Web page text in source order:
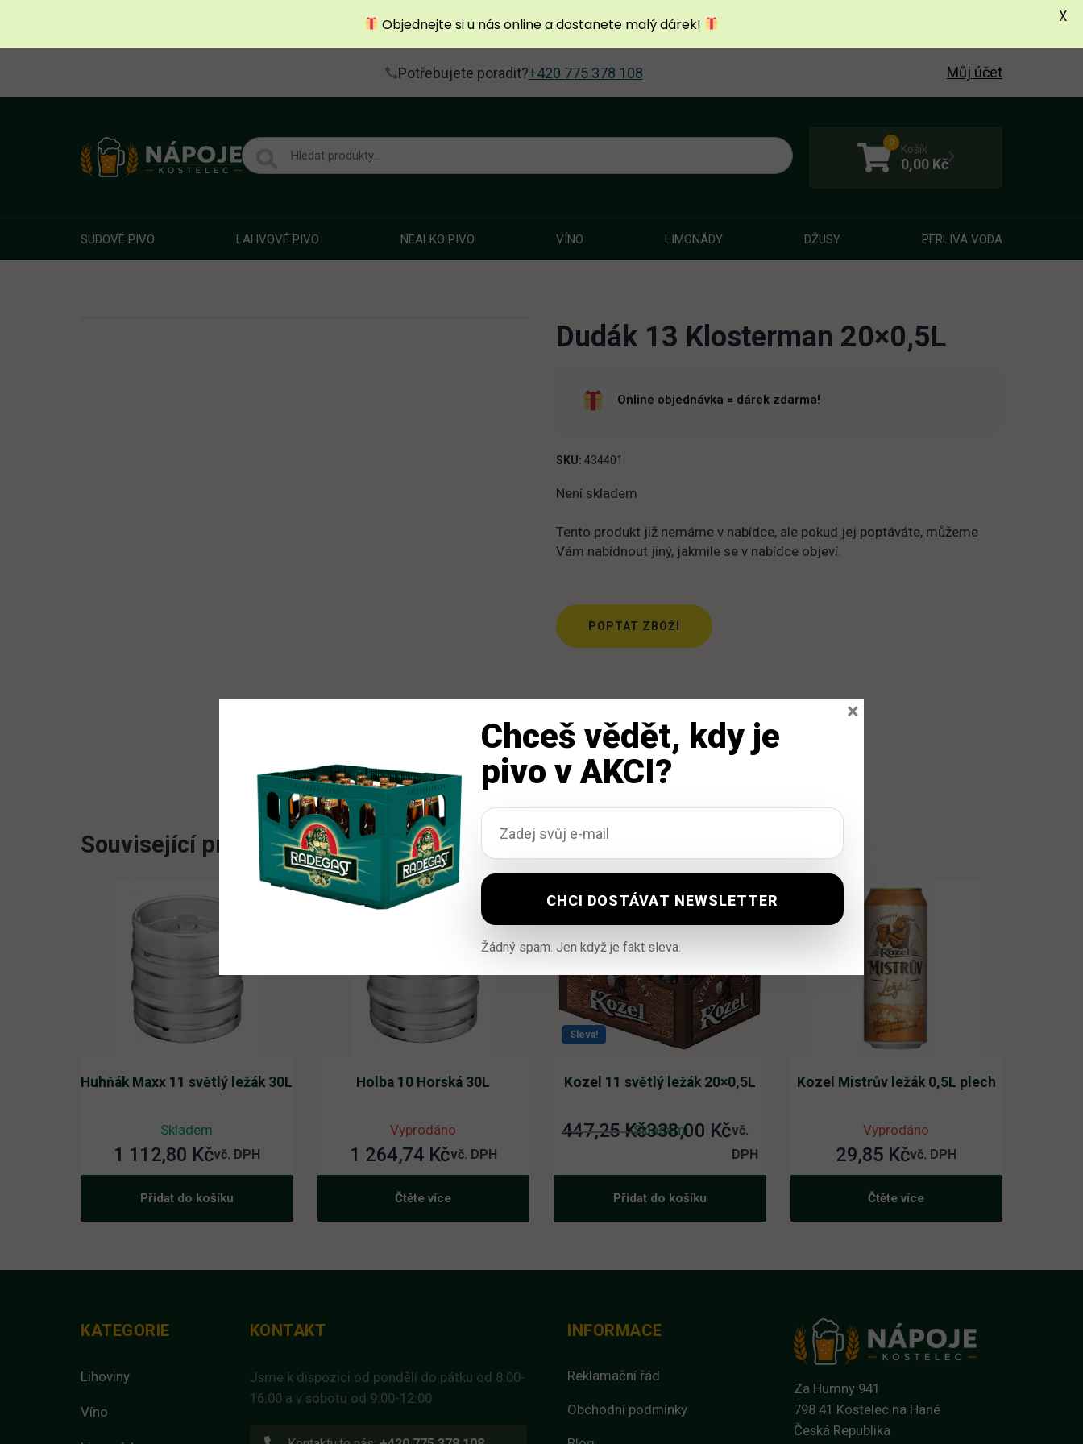
Potřebujete poradit?+420 775 378 108 Můj účet
0 Košík
0,00 Kč
SUDOVÉ PIVO LAHVOVÉ PIVO NEALKO PIVO VÍNO LIMONÁDY DŽUSY PERLIVÁ VODA
Dudák 13 Klosterman 20×0,5L
Online objednávka = dárek zdarma!
SKU: 434401
Není skladem
Tento produkt již nemáme v nabídce, ale pokud jej poptáváte, můžeme
Vám nabídnout jiný, jakmile se v nabídce objeví.
POPTAT ZBOŽÍ
Související produkty
Huhňák Maxx 11 světlý ležák 30L
Skladem
1 112,80 Kčvč. DPH
Přidat do košíku
Holba 10 Horská 30L
Vyprodáno
1 264,74 Kčvč. DPH
Čtěte více
Sleva!
Kozel 11 světlý ležák 20×0,5L
Skladem
447,25Kč
Původní
byla:
447,25 Kč.
338,00 Kč
Aktuální
je:
338,00 Kč.
vč.
DPH
Přidat do košíku
Kozel Mistrův ležák 0,5L plech
Vyprodáno
29,85 Kčvč. DPH
Čtěte více
KATEGORIE
Lihoviny
Víno
KONTAKT
Jsme k dispozici od pondělí do pátku od 8:00-
16.00 a v sobotu od 9:00-12:00
INFORMACE
Reklamační řád
Obchodní podmínky
Za Humny 941
798 41 Kostelec na Hané
Česká Republika
Objednejte si u nás online a dostanete malý dárek! X
Chceš vědět, kdy je
pivo v AKCI?
Žádný spam. Jen když je fakt sleva.
×